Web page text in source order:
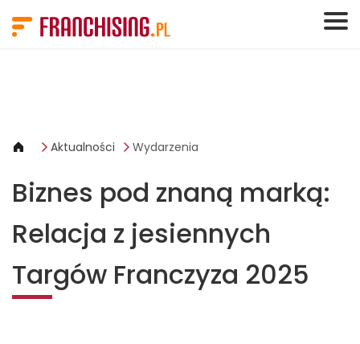
Aktualności Wydarzenia
Biznes pod znaną marką:
Relacja z jesiennych
Targów Franczyza 2025